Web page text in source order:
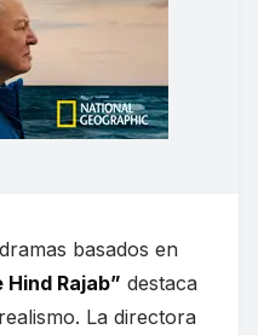
basados en
Hind Rajab” destaca
La directora